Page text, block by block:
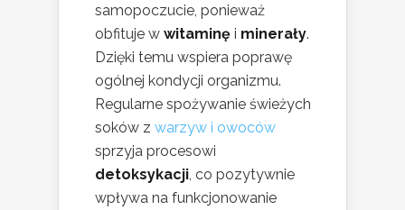
samopoczucie, ponieważ
obfituje w witaminę i minerały.
Dzięki temu wspiera poprawę
ogólnej kondycji organizmu.
Regularne spożywanie świeżych
soków z warzyw i owoców
sprzyja procesowi
detoksykacji, co pozytywnie
wpływa na funkcjonowanie